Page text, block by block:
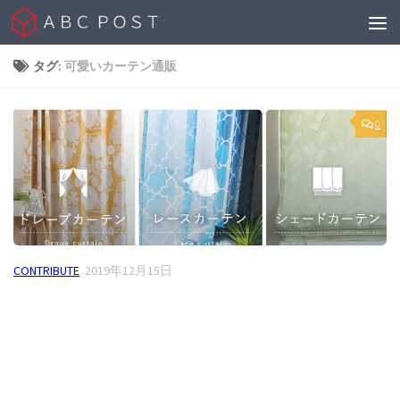
Skip to content
タグ: 可愛いカーテン通販
0
CONTRIBUTE 2019年12月15日